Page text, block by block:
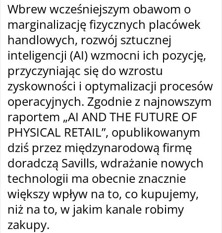
Wbrew wcześniejszym obawom o
marginalizację fizycznych placówek
handlowych, rozwój sztucznej
inteligencji (AI) wzmocni ich pozycję,
przyczyniając się do wzrostu
zyskowności i optymalizacji procesów
operacyjnych. Zgodnie z najnowszym
raportem „AI AND THE FUTURE OF
PHYSICAL RETAIL”, opublikowanym
dziś przez międzynarodową firmę
doradczą Savills, wdrażanie nowych
technologii ma obecnie znacznie
większy wpływ na to, co kupujemy,
niż na to, w jakim kanale robimy
zakupy.